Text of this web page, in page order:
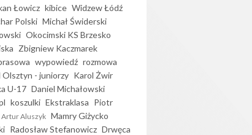
Łowicz kibice Widzew Łódź
Polski Michał Świderski
Okocimski KS Brzesko
Zbigniew Kaczmarek
wypowiedź rozmowa
Olsztyn - juniorzy Karol Żwir
U-17 Daniel Michałowski
koszulki Ekstraklasa Piotr
Artur Aluszyk Mamry Giżycko
Radosław Stefanowicz Drwęca